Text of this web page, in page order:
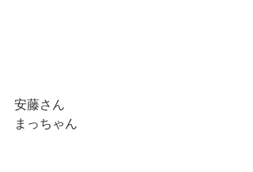
安藤さん
まっちゃん